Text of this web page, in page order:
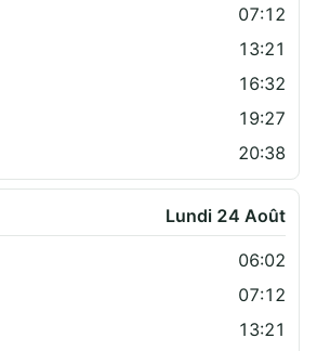
07:12
13:21
16:32
19:27
20:38
Lundi 24 Août
06:02
07:12
13:21